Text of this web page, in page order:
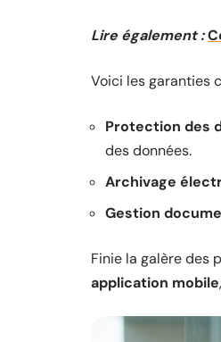
Lire également :
Voici les garanties
Protection des
des données.
Archivage
Gestion
Finie la galère des
application mobile